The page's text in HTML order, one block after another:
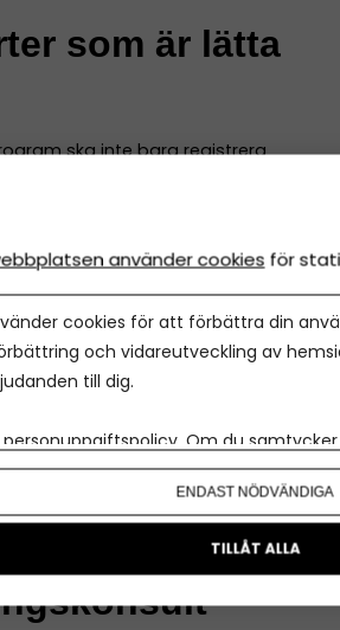
som är lätta
ska inte bara registrera
hjälpa dig att förstå ekonomin.
kunna ge dig tydliga rapporter,
att läsa även för den som inte är
med
använder cookies för
cookies för att förbättra din
och vidareutveckling av
till dig.
personuppgiftspolicy. Om du
ditt val i efterhand hittar du den
ENDAST NÖDVÄNDIGA
TILLÅT ALLA